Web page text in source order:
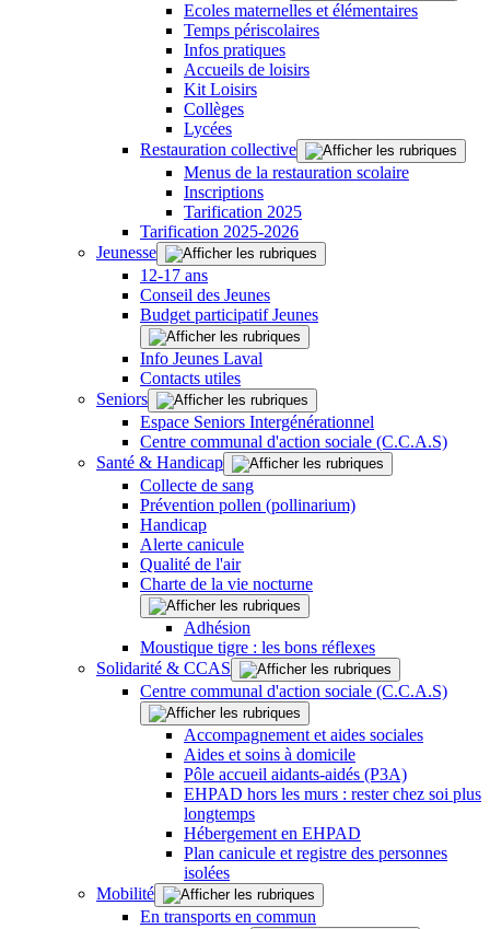
Ecoles maternelles et élémentaires
Temps périscolaires
Infos pratiques
Accueils de loisirs
Kit Loisirs
Collèges
Lycées
Restauration collective
Menus de la restauration scolaire
Inscriptions
Tarification 2025
Tarification 2025-2026
Jeunesse
12-17 ans
Conseil des Jeunes
Budget participatif Jeunes
Info Jeunes Laval
Contacts utiles
Seniors
Espace Seniors Intergénérationnel
Centre communal d'action sociale (C.C.A.S)
Santé & Handicap
Collecte de sang
Prévention pollen (pollinarium)
Handicap
Alerte canicule
Qualité de l'air
Charte de la vie nocturne
Adhésion
Moustique tigre : les bons réflexes
Solidarité & CCAS
Centre communal d'action sociale (C.C.A.S)
Accompagnement et aides sociales
Aides et soins à domicile
Pôle accueil aidants-aidés (P3A)
EHPAD hors les murs : rester chez soi plus
longtemps
Hébergement en EHPAD
Plan canicule et registre des personnes
isolées
Mobilité
En transports en commun